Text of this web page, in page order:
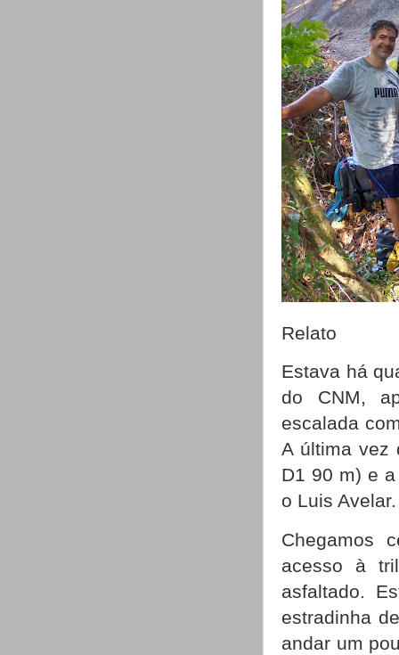
Relato
Estava há
do CNM,
escalada
A última vez
D1 90 m) e
o Luis
Chegamos
acesso à
asfaltado.
estradinha
andar um